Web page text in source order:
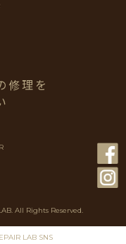
LAB SNS
修理を
All Rights Reserved.